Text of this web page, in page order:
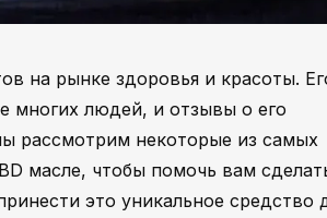
на рынке здоровья и красоты.
многих людей, и отзывы о его
рассмотрим некоторые из самых
масле, чтобы помочь вам
это уникальное средство